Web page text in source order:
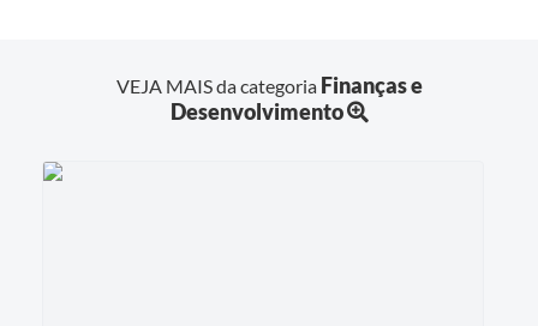
VEJA MAIS da categoria Finanças e
Desenvolvimento